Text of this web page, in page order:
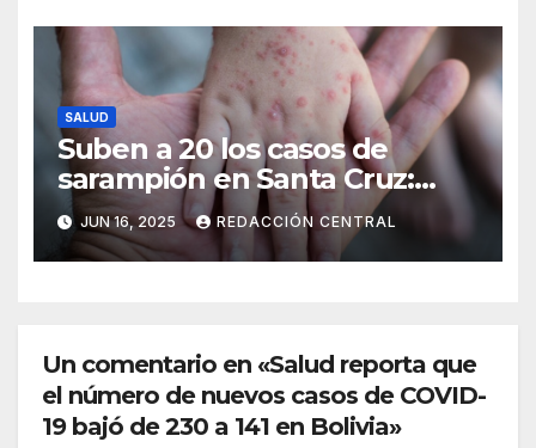
SALUD
Suben a 20 los casos de
sarampión en Santa Cruz:
Salud intensifica la
vacunación
JUN 16, 2025 REDACCIÓN CENTRAL
Un comentario en «Salud reporta que
el número de nuevos casos de COVID-
19 bajó de 230 a 141 en Bolivia»